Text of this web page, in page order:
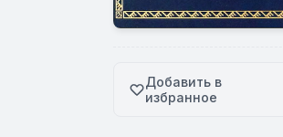
Добавить в
избранное